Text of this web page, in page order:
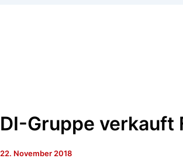
DI-Gruppe verkauft
22. November 2018